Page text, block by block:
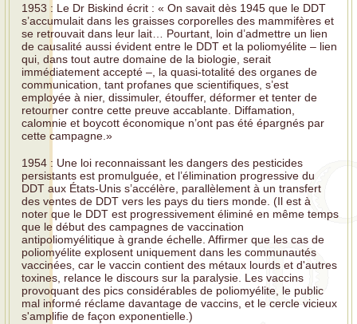
1953 : Le Dr Biskind écrit : « On savait dès 1945 que le DDT
s’accumulait dans les graisses corporelles des mammifères et
se retrouvait dans leur lait… Pourtant, loin d’admettre un lien
de causalité aussi évident entre le DDT et la poliomyélite – lien
qui, dans tout autre domaine de la biologie, serait
immédiatement accepté –, la quasi-totalité des organes de
communication, tant profanes que scientifiques, s’est
employée à nier, dissimuler, étouffer, déformer et tenter de
retourner contre cette preuve accablante. Diffamation,
calomnie et boycott économique n’ont pas été épargnés par
cette campagne.»
1954 : Une loi reconnaissant les dangers des pesticides
persistants est promulguée, et l’élimination progressive du
DDT aux États-Unis s’accélère, parallèlement à un transfert
des ventes de DDT vers les pays du tiers monde. (Il est à
noter que le DDT est progressivement éliminé en même temps
que le début des campagnes de vaccination
antipoliomyélitique à grande échelle. Affirmer que les cas de
poliomyélite explosent uniquement dans les communautés
vaccinées, car le vaccin contient des métaux lourds et d'autres
toxines, relance le discours sur la paralysie. Les vaccins
provoquant des pics considérables de poliomyélite, le public
mal informé réclame davantage de vaccins, et le cercle vicieux
s'amplifie de façon exponentielle.)